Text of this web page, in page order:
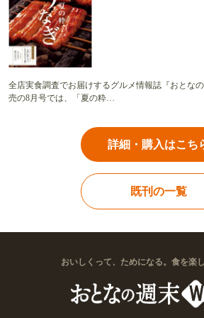
全店実食調査でお届けするグルメ情報誌『おとな
売の8月号では、「夏の粋…
詳細・購入はこち
既刊の一覧
おいしくって、ためになる。食を楽